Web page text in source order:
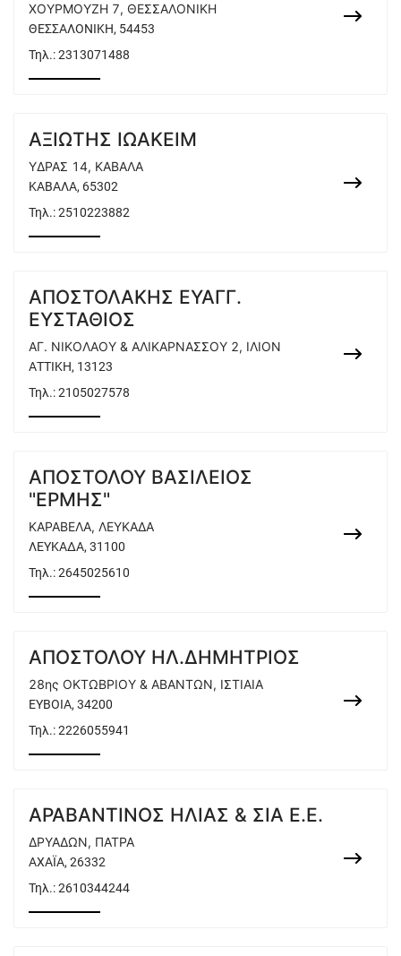
ΧΟΥΡΜΟΥΖΗ 7, ΘΕΣΣΑΛΟΝΙΚΗ
ΘΕΣΣΑΛΟΝΙΚΗ, 54453
Τηλ.:2313071488
ΑΞΙΩΤΗΣ ΙΩΑΚΕΙΜ
ΥΔΡΑΣ 14, ΚΑΒΑΛΑ
ΚΑΒΑΛΑ, 65302
Τηλ.:2510223882
ΑΠΟΣΤΟΛΑΚΗΣ ΕΥΑΓΓ.
ΕΥΣΤΑΘΙΟΣ
ΑΓ. ΝΙΚΟΛΑΟΥ & ΑΛΙΚΑΡΝΑΣΣΟΥ 2, ΙΛΙΟΝ
ΑΤΤΙΚΗ, 13123
Τηλ.:2105027578
ΑΠΟΣΤΟΛΟΥ ΒΑΣΙΛΕΙΟΣ
"ΕΡΜΗΣ"
ΚΑΡΑΒΕΛΑ, ΛΕΥΚΑΔΑ
ΛΕΥΚΑΔΑ, 31100
Τηλ.:2645025610
ΑΠΟΣΤΟΛΟΥ ΗΛ.ΔΗΜΗΤΡΙΟΣ
28ης ΟΚΤΩΒΡΙΟΥ & ΑΒΑΝΤΩΝ, ΙΣΤΙΑΙΑ
ΕΥΒΟΙΑ, 34200
Τηλ.:2226055941
ΑΡΑΒΑΝΤΙΝΟΣ ΗΛΙΑΣ & ΣΙΑ Ε.Ε.
ΔΡΥΑΔΩΝ, ΠΑΤΡΑ
ΑΧΑΪΑ, 26332
Τηλ.:2610344244